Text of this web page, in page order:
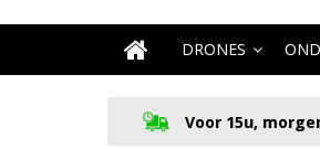
DRONES
Voor 15u,